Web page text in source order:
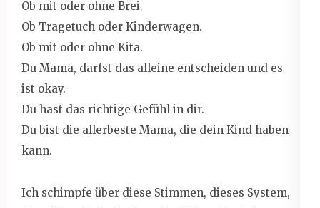
Ob mit oder ohne Brei.
Ob Tragetuch oder Kinderwagen.
Ob mit oder ohne Kita.
Du Mama, darfst das alleine entscheiden und es
ist okay.
Du hast das richtige Gefühl in dir.
Du bist die allerbeste Mama, die dein Kind haben
kann.
Ich schimpfe über diese Stimmen, dieses System,